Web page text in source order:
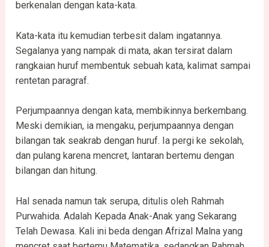
berkenalan dengan kata-kata.
Kata-kata itu kemudian terbesit dalam ingatannya.
Segalanya yang nampak di mata, akan tersirat dalam
rangkaian huruf membentuk sebuah kata, kalimat sampai
rentetan paragraf.
Perjumpaannya dengan kata, membikinnya berkembang.
Meski demikian, ia mengaku, perjumpaannya dengan
bilangan tak seakrab dengan huruf. Ia pergi ke sekolah,
dan pulang karena mencret, lantaran bertemu dengan
bilangan dan hitung.
Hal senada namun tak serupa, ditulis oleh Rahmah
Purwahida. Adalah Kepada Anak-Anak yang Sekarang
Telah Dewasa. Kali ini beda dengan Afrizal Malna yang